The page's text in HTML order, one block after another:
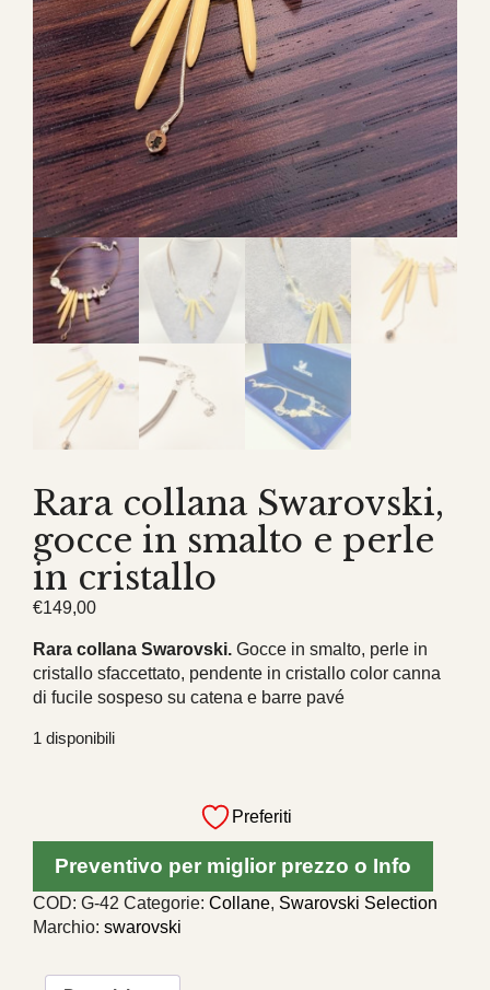
Rara collana Swarovski,
gocce in smalto e perle
in cristallo
€149,00
Rara collana Swarovski. Gocce in smalto, perle in
cristallo sfaccettato, pendente in cristallo color canna
di fucile sospeso su catena e barre pavé
1 disponibili
smalto
e
Preferiti
Preventivo per miglior prezzo o Info
COD: G-42 Categorie: Collane, Swarovski Selection
Marchio: swarovski